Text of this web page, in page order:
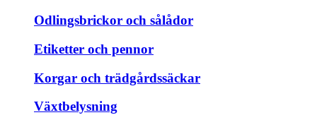
Odlingsbrickor och sålådor
Etiketter och pennor
Korgar och trädgårdssäckar
Växtbelysning